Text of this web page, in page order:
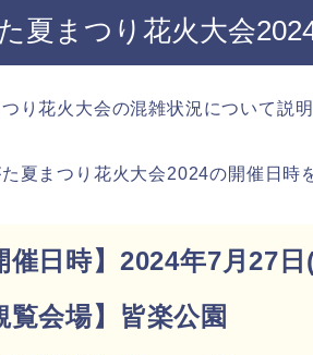
夏まつり花火大会
り花火大会の混雑状況について説明
夏まつり花火大会2024の開催日時
催日時】2024年7月27
覧会場】皆楽公園